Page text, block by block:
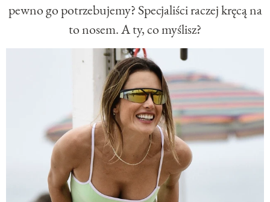
pewno go potrzebujemy? Specjaliści raczej kręcą na
to nosem. A ty, co myślisz?